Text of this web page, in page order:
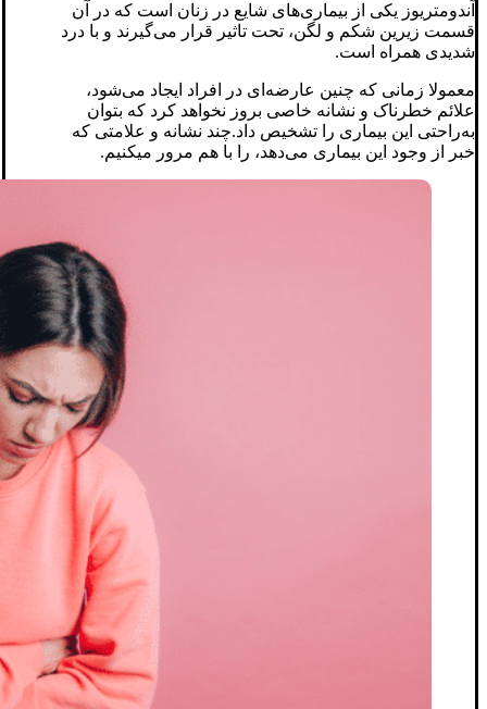
آندومتریوز یکی از بیماری‌های شایع در زنان است که در آن
قسمت زیرین شکم و لگن، تحت تاثیر قرار می‌گیرند و با درد
شدیدی همراه است.
معمولا زمانی که چنین عارضه‌ای در افراد ایجاد می‌شود،
علائم خطرناک و نشانه خاصی بروز نخواهد کرد که بتوان
به‌راحتی این بیماری را تشخیص داد.چند نشانه و علامتی که
خبر از وجود این بیماری می‌دهد، را با هم مرور میکنیم.